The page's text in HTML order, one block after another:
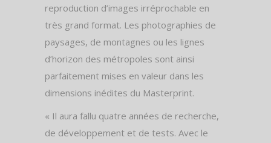
reproduction d’images irréprochable en
très grand format. Les photographies de
paysages, de montagnes ou les lignes
d’horizon des métropoles sont ainsi
parfaitement mises en valeur dans les
dimensions inédites du Masterprint.
« Il aura fallu quatre années de recherche,
de développement et de tests. Avec le